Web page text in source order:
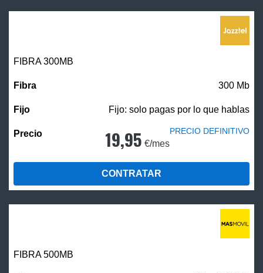
FIBRA 300MB
300 Mb
Fijo: solo pagas por lo que hablas
19,95 €/mes
PRECIO DEFINITIVO
CONTRATAR
FIBRA500MB